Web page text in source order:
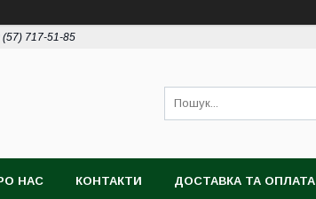
(57) 717-51-85
НАС КОНТАКТИ ДОСТАВКА ТА ОПЛАТА